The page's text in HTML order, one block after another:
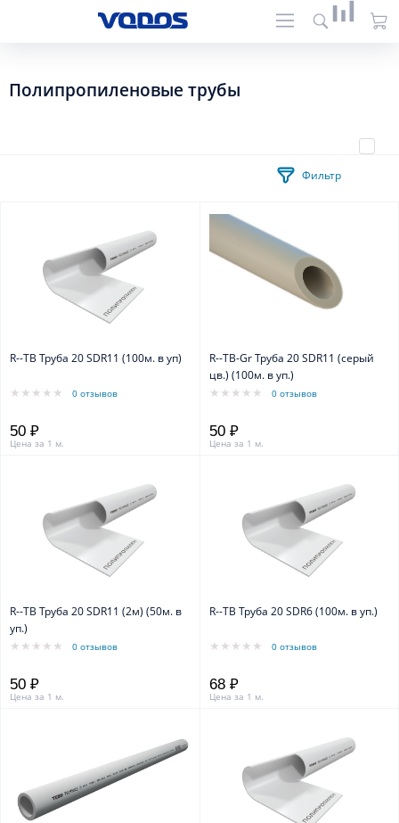
Полипропиленовые трубы
Фильтр
R--TB Труба 20 SDR11 (100м. в уп)
0 отзывов
50 ₽
Цена за 1 м.
R--TB-Gr Труба 20 SDR11 (серый
цв.) (100м. в уп.)
0 отзывов
50 ₽
Цена за 1 м.
R--TB Труба 20 SDR11 (2м) (50м. в
уп.)
0 отзывов
50 ₽
Цена за 1 м.
R--TB Труба 20 SDR6 (100м. в уп.)
0 отзывов
68 ₽
Цена за 1 м.